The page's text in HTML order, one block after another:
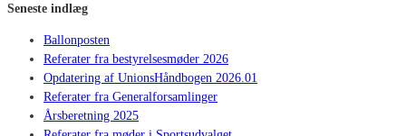
Seneste indlæg
Ballonposten
Referater fra bestyrelsesmøder 2026
Opdatering af UnionsHåndbogen 2026.01
Referater fra Generalforsamlinger
Årsberetning 2025